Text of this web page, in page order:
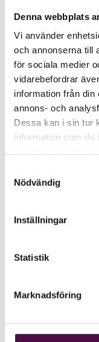
Denna webbplats
Vi använder
och annonserna till
för sociala medier
vidarebefordrar
information från din
annons- och
Dessa kan i sin tur
information som du
Nödvändig
Inställningar
Statistik
Marknadsföring